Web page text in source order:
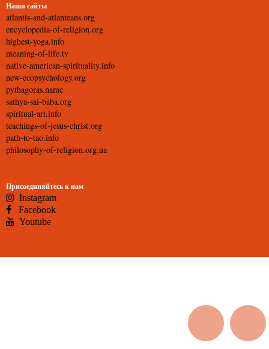
Наши сайты
atlantis-and-atlanteans.org
encyclopedia-of-religion.org
highest-yoga.info
meaning-of-life.tv
native-american-spirituality.info
new-ecopsychology.org
pythagoras.name
sathya-sai-baba.org
spiritual-art.info
teachings-of-jesus-christ.org
path-to-tao.info
philosophy-of-religion.org.ua
Присоединяйтесь к нам
Instagram
Facebook
Youtube